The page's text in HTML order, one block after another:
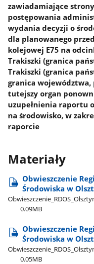
zawiadamiające
postępowania
wydania decyzji o
dla planowanego
kolejowej E75 na
Trakiszki (granica
Trakiszki (granica
granica województwa,
tutejszy organ
uzupełnienia raportu
na środowisko, w
raporcie
Materiały
Obwieszczenie
Środowiska w
0.09MB
Obwieszczenie
Środowiska w
0.05MB